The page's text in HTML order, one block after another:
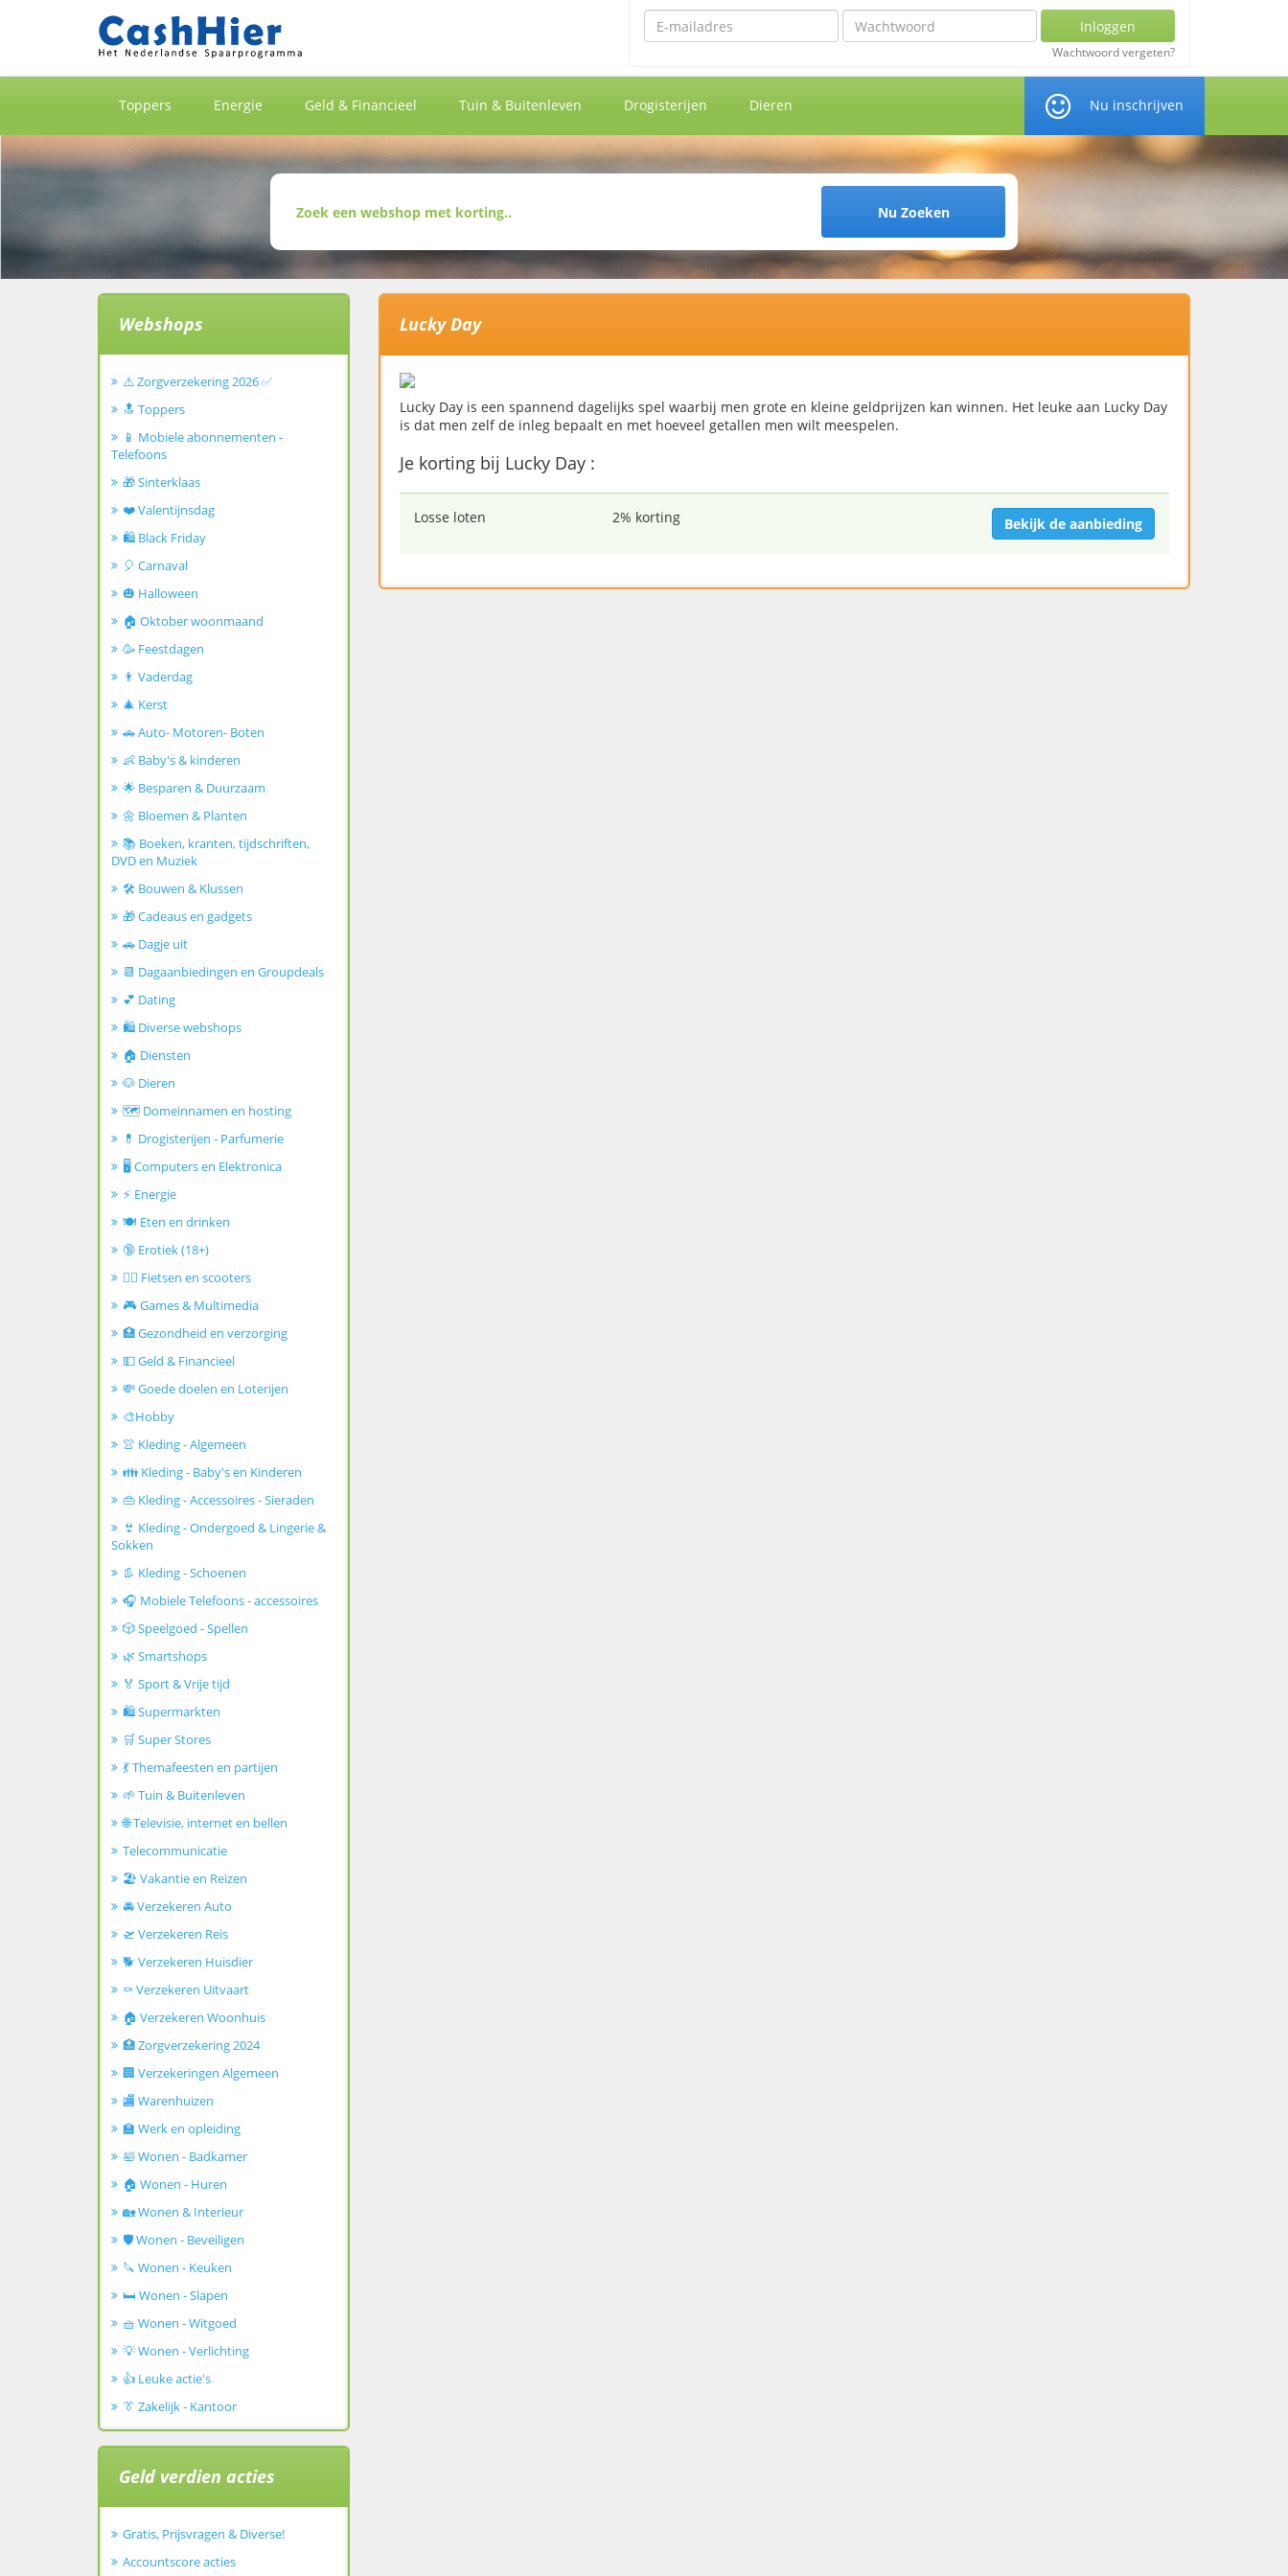
Emailadres Wachtwoord Inloggen
Wachtwoord vergeten?
Toppers Energie Geld & Financieel Tuin & Buitenleven Drogisterijen Dieren Nu inschrijven
Nu Zoeken
Lucky Day
Lucky Day is een spannend dagelijks spel waarbij men grote en kleine geldprijzen kan winnen. Het leuke aan Lucky Day
is dat men zelf de inleg bepaalt en met hoeveel getallen men wilt meespelen.
Je korting bij Lucky Day :
Losse loten 2% korting Bekijk de aanbieding
Webshops
⚠️ Zorgverzekering 2026 ✅
🔝 Toppers
📱 Mobiele abonnementen -
Telefoons
🎁 Sinterklaas
❤️ Valentijnsdag
🛍️ Black Friday
🎈 Carnaval
🎃 Halloween
🏠 Oktober woonmaand
🥳 Feestdagen
👨 Vaderdag
🎄 Kerst
🚗 Auto- Motoren- Boten
👶 Baby's & kinderen
🌟 Besparen & Duurzaam
🌼 Bloemen & Planten
📚 Boeken, kranten, tijdschriften,
DVD en Muziek
🛠️ Bouwen & Klussen
🎁 Cadeaus en gadgets
🚗 Dagje uit
📆 Dagaanbiedingen en Groupdeals
💕 Dating
🛍️ Diverse webshops
🏠 Diensten
🐶 Dieren
🗺️ Domeinnamen en hosting
💊 Drogisterijen - Parfumerie
🖥️ Computers en Elektronica
⚡ Energie
🍽️ Eten en drinken
🔞 Erotiek (18+)
🚴‍♂️ Fietsen en scooters
🎮 Games & Multimedia
🏥 Gezondheid en verzorging
💵 Geld & Financieel
💸 Goede doelen en Loterijen
🎨Hobby
👚 Kleding - Algemeen
👪 Kleding - Baby's en Kinderen
👜 Kleding - Accessoires - Sieraden
👙 Kleding - Ondergoed & Lingerie &
Sokken
👢 Kleding - Schoenen
🎧 Mobiele Telefoons - accessoires
🎲 Speelgoed - Spellen
🌿 Smartshops
🏅 Sport & Vrije tijd
🛍️ Supermarkten
🛒 Super Stores
💃 Themafeesten en partijen
🌱 Tuin & Buitenleven
🌐 Televisie, internet en bellen
Telecommunicatie
🏖️ Vakantie en Reizen
🚘 Verzekeren Auto
🛫 Verzekeren Reis
🐕 Verzekeren Huisdier
⚰️ Verzekeren Uitvaart
🏠 Verzekeren Woonhuis
🏥 Zorgverzekering 2024
🏢 Verzekeringen Algemeen
🏬 Warenhuizen
🏫 Werk en opleiding
🛀 Wonen - Badkamer
🏠 Wonen - Huren
🏡 Wonen & Interieur
🛡️ Wonen - Beveiligen
🔪 Wonen - Keuken
🛏️ Wonen - Slapen
🧺 Wonen - Witgoed
💡 Wonen - Verlichting
👍 Leuke actie's
👔 Zakelijk - Kantoor
Geld verdien acties
Gratis, Prijsvragen & Diverse!
Accountscore acties